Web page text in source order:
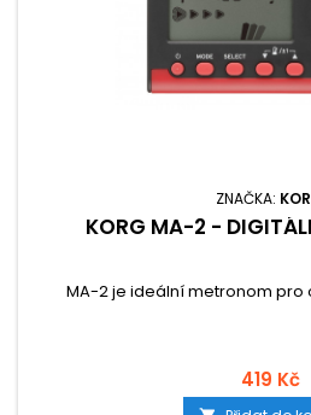
ZNAČKA:
KORG MA-2 -
MA-2 je ideální metronom pro
419 Kč